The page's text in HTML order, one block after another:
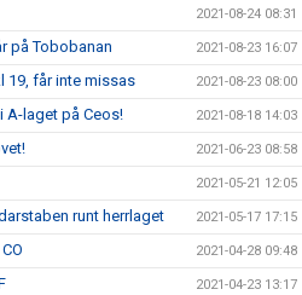
2021-08-24 08:31
på Tobobanan 2021-08-23 16:07
19, får inte missas 2021-08-23 08:00
A-laget på Ceos! 2021-08-18 14:03
2021-06-23 08:58
2021-05-21 12:05
runt herrlaget 2021-05-17 17:15
2021-04-28 09:48
2021-04-23 13:17